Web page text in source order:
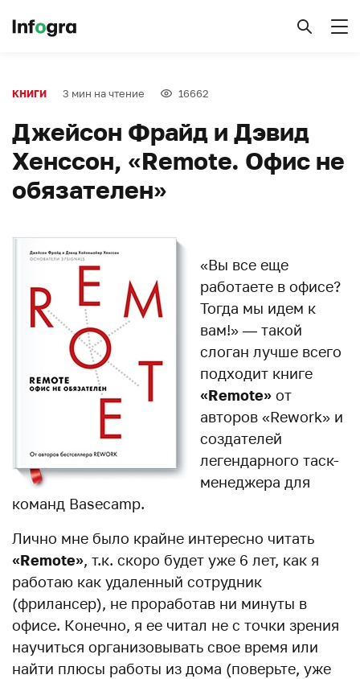
КНИГИ 3 мин на чтение 16662
Джейсон Фрайд и Дэвид
Хенссон, «Remote. Офис не
обязателен»
«Вы все еще
работаете в офисе?
Тогда мы идем к
вам!» — такой
слоган лучше всего
подходит книге
«Remote» от
авторов «Rework» и
создателей
легендарного таск-
менеджера для
команд Basecamp.
Лично мне было крайне интересно читать
«Remote», т.к. скоро будет уже 6 лет, как я
работаю как удаленный сотрудник
(фрилансер), не проработав ни минуты в
офисе. Конечно, я ее читал не с точки зрения
научиться организовывать свое время или
найти плюсы работы из дома (поверьте, уже